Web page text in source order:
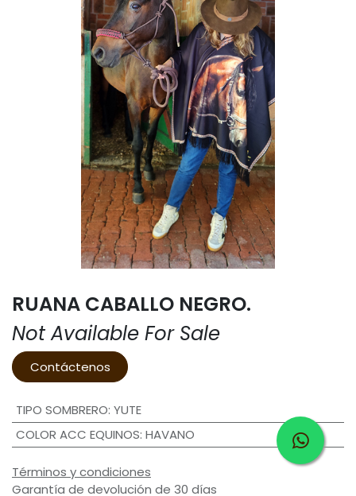
RUANA CABALLO NEGRO.
Not Available For Sale
Contáctenos
TIPO SOMBRERO: YUTE
COLOR ACC EQUINOS: HAVANO
Términos y condiciones
Garantía de devolución de 30 días